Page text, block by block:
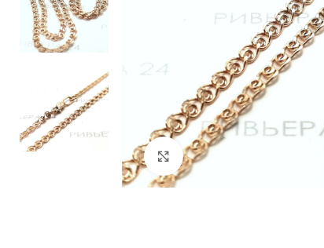
Нажмите, чтобы увеличить